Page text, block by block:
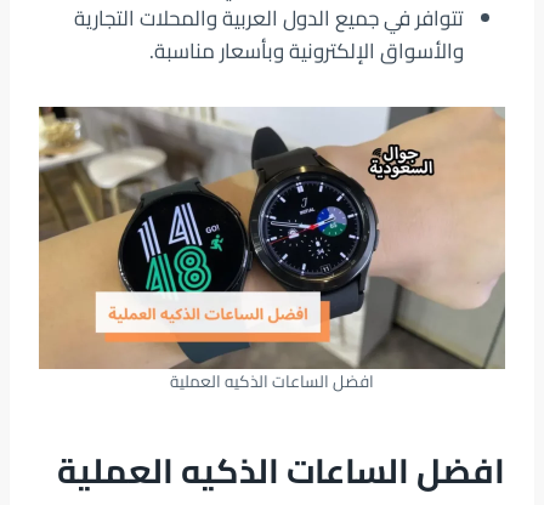
تتوافر في جميع الدول العربية والمحلات التجارية
والأسواق الإلكترونية وبأسعار مناسبة.
افضل الساعات الذكيه العملية
افضل الساعات الذكيه العملية